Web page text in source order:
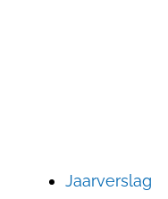
Jaarverslag